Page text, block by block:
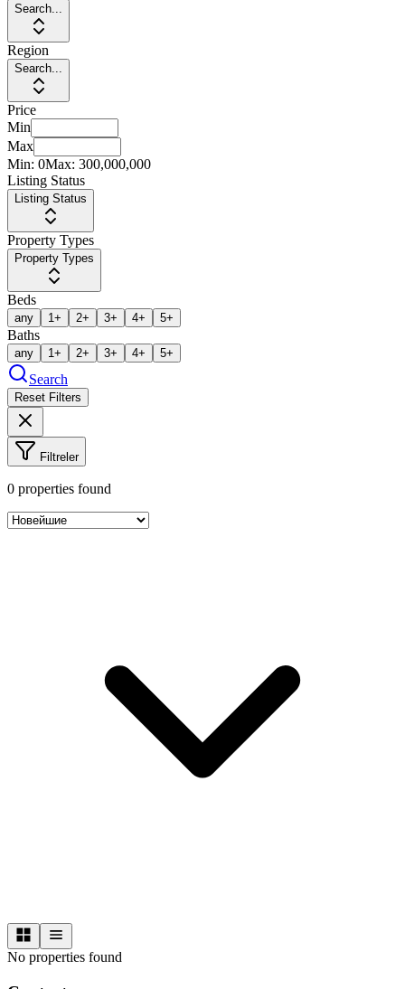
Search...
Region
Search...
Price
Min
Max
Min: 0Max: 300,000,000
Listing Status
Listing Status
Property Types
Property Types
Beds
any 1+ 2+ 3+ 4+ 5+
Baths
any 1+ 2+ 3+ 4+ 5+
Search
Reset Filters
Filtreler
0 properties found
No properties found